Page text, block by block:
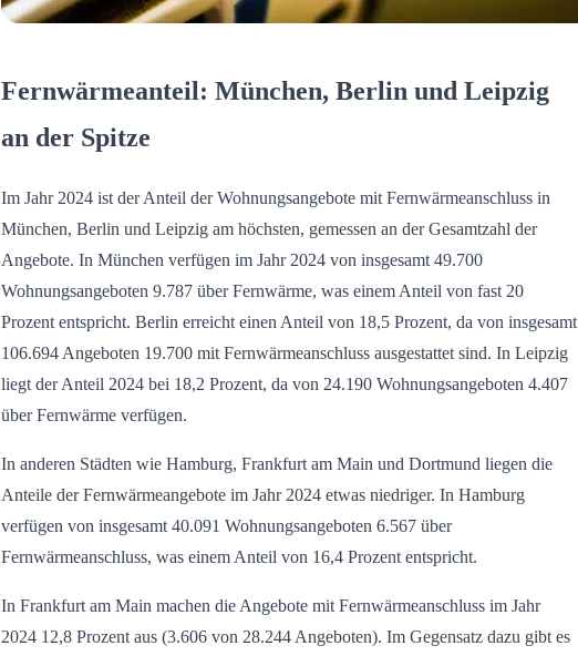
Fernwärmeanteil: München, Berlin und Leipzig
an der Spitze
Im Jahr 2024 ist der Anteil der Wohnungsangebote mit Fernwärmeanschluss in
München, Berlin und Leipzig am höchsten, gemessen an der Gesamtzahl der
Angebote. In München verfügen im Jahr 2024 von insgesamt 49.700
Wohnungsangeboten 9.787 über Fernwärme, was einem Anteil von fast 20
Prozent entspricht. Berlin erreicht einen Anteil von 18,5 Prozent, da von insgesamt
106.694 Angeboten 19.700 mit Fernwärmeanschluss ausgestattet sind. In Leipzig
liegt der Anteil 2024 bei 18,2 Prozent, da von 24.190 Wohnungsangeboten 4.407
über Fernwärme verfügen.
In anderen Städten wie Hamburg, Frankfurt am Main und Dortmund liegen die
Anteile der Fernwärmeangebote im Jahr 2024 etwas niedriger. In Hamburg
verfügen von insgesamt 40.091 Wohnungsangeboten 6.567 über
Fernwärmeanschluss, was einem Anteil von 16,4 Prozent entspricht.
In Frankfurt am Main machen die Angebote mit Fernwärmeanschluss im Jahr
2024 12,8 Prozent aus (3.606 von 28.244 Angeboten). Im Gegensatz dazu gibt es